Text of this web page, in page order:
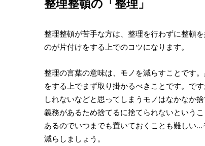
整理整頓の「整理」
整理整頓が苦手な方は、整理を行わずに整頓
のが片付けをする上でのコツになります。
整理の言葉の意味は、モノを減らすことです
をする上でまず取り掛かるべきことです。で
しれないなどと思ってしまうモノはなかなか
義務があるため捨てるに捨てられないという
あるのでいつまでも置いておくことも難しい
減らしましょう。